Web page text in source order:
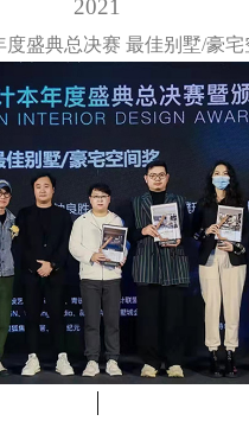
2021
度盛典总决赛 最佳别墅/豪宅